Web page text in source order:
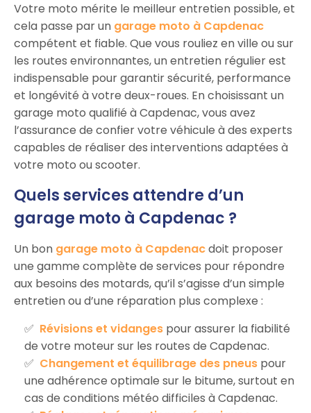
Votre moto mérite le meilleur entretien possible, et
cela passe par un garage moto à Capdenac
compétent et fiable. Que vous rouliez en ville ou sur
les routes environnantes, un entretien régulier est
indispensable pour garantir sécurité, performance
et longévité à votre deux-roues. En choisissant un
garage moto qualifié à Capdenac, vous avez
l’assurance de confier votre véhicule à des experts
capables de réaliser des interventions adaptées à
votre moto ou scooter.
Quels services attendre d’un
garage moto à Capdenac ?
Un bon garage moto à Capdenacdoit proposer
une gamme complète de services pour répondre
aux besoins des motards, qu’il s’agisse d’un simple
entretien ou d’une réparation plus complexe :
Révisions et vidanges pour assurer la fiabilité
de votre moteur sur les routes de Capdenac.
Changement et équilibrage des pneus pour
une adhérence optimale sur le bitume, surtout en
cas de conditions météo difficiles à Capdenac.